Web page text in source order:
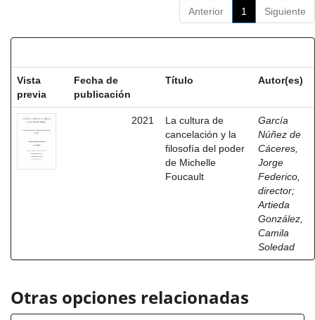
Anterior 1 Siguiente
Vista
previa
Fecha de
publicación
Título Autor(es)
2021
La cultura de
cancelación y la
filosofía del poder
de Michelle
Foucault
García
Núñez de
Cáceres,
Jorge
Federico,
director;
Artieda
González,
Camila
Soledad
Otras opciones relacionadas